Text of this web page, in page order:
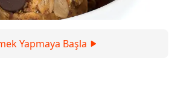
Yapmaya Başla